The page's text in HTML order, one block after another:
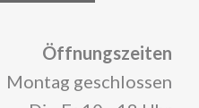
Öffnungszeiten
Montag geschlossen